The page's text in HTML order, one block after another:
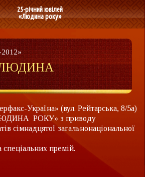
25-річний ювілей
«Людина року»
«ЛЮДИНА
Україна» (вул. Рейтарська, 8/5а)
«ЛЮДИНА РОКУ» з приводу
сімнадцятої загальнонаціональної
премій.